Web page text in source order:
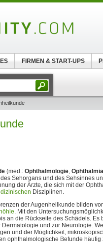
(med.: Ophthalmologie,
Sehorgans und des Sehsinnes
der Ärzte, die sich mit der
Disziplinen.
der Augenheilkunde bilden
. Mit den
an die Rückseite des Schädels.
und zur Neurologie.
und der Möglichkeit,
ophthalmologische Befunde
FIRMEN & START-UPS